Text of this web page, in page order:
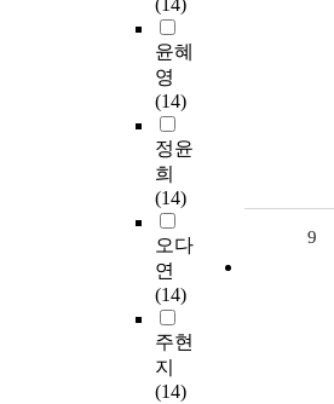
(14)
윤혜
영
(14)
정윤
희
(14)
오다
연
(14)
주현
지
(14)
9